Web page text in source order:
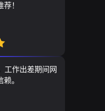
！
工作出差期间网
。